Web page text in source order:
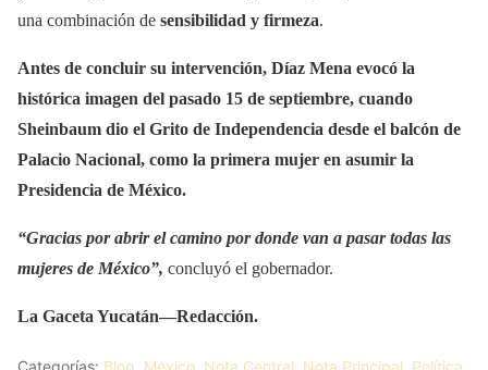
una combinación de sensibilidad y firmeza.
Antes de concluir su intervención, Díaz Mena evocó la
histórica imagen del pasado 15 de septiembre, cuando
Sheinbaum dio el Grito de Independencia desde el balcón de
Palacio Nacional, como la primera mujer en asumir la
Presidencia de México.
“Gracias por abrir el camino por donde van a pasar todas las
mujeres de México”, concluyó el gobernador.
La Gaceta Yucatán—Redacción.
Categorías: Blog México Nota Central Nota Principal Política